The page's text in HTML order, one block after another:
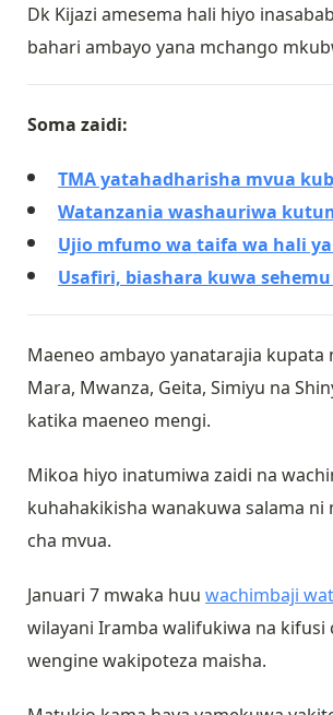
Dk Kijazi amesema hali hiyo
bahari ambayo yana mchango
Soma zaidi:
TMA yatahadharisha mvua
Watanzania washauriwa
Ujio mfumo wa taifa wa hali
Usafiri, biashara kuwa
Maeneo ambayo yanatarajia
Mara, Mwanza, Geita, Simiyu na
katika maeneo mengi.
Mikoa hiyo inatumiwa zaidi na
kuhahakikisha wanakuwa salama
cha mvua.
Januari 7 mwaka huu wachimbaji
wilayani Iramba walifukiwa na
wengine wakipoteza maisha.